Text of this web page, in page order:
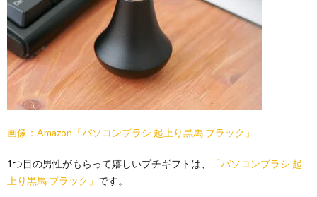
画像：Amazon「パソコンブラシ 起上り黒馬 ブラック」
1つ目の男性がもらって嬉しいプチギフトは、
「パソコンブラシ 起
上り黒馬 ブラック」 です。